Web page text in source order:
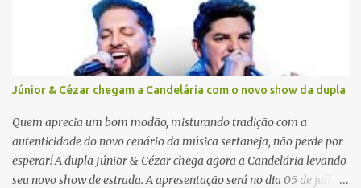
Júnior & Cézar chegam a Candelária com o novo show da dupla
Quem aprecia um bom modão, misturando tradição com a
autenticidade do novo cenário da música sertaneja, não perde por
esperar! A dupla Júnior & Cézar chega agora a Candelária levando
seu novo show de estrada. A apresentação será no dia 05 de julho